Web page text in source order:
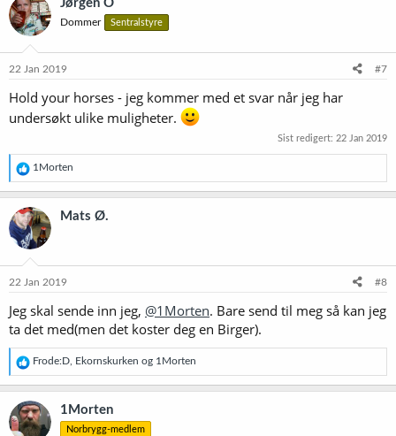
Jørgen O
Dommer Sentralstyre
22 Jan 2019 #7
Hold your horses - jeg kommer med et svar når jeg har
undersøkt ulike muligheter.
Sist redigert: 22 Jan 2019
R
e
a
k
s
j
o
e
:
1Morten
Mats Ø.
22 Jan 2019 #8
Jeg skal sende inn jeg, @1Morten. Bare send til meg så kan jeg
ta det med(men det koster deg en Birger).
R
e
a
k
s
j
Frode:D Ekornskurken og 1Morten
1Morten
Norbrygg-medlem